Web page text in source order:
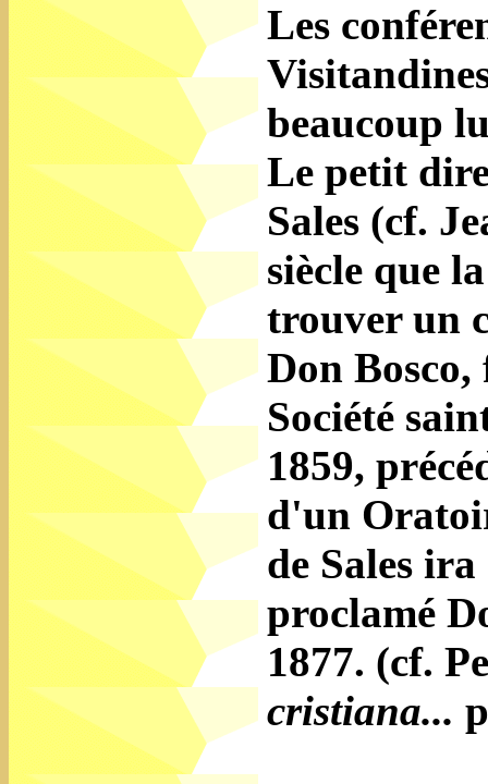
Les
beaucoup
Le petit
Sales (cf.
siècle que
trouver un
Don Bosco,
Société
1859,
d'un
de Sales
proclamé
1877. (cf.
cristiana...